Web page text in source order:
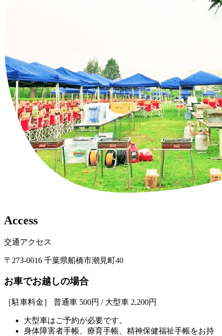
Access
交通アクセス
〒273-0016 千葉県船橋市潮見町40
お車でお越しの場合
［駐車料金］ 普通車 500円 / 大型車 2,200円
大型車はご予約が必要です。
身体障害者手帳、療育手帳、精神保健福祉手帳をお持